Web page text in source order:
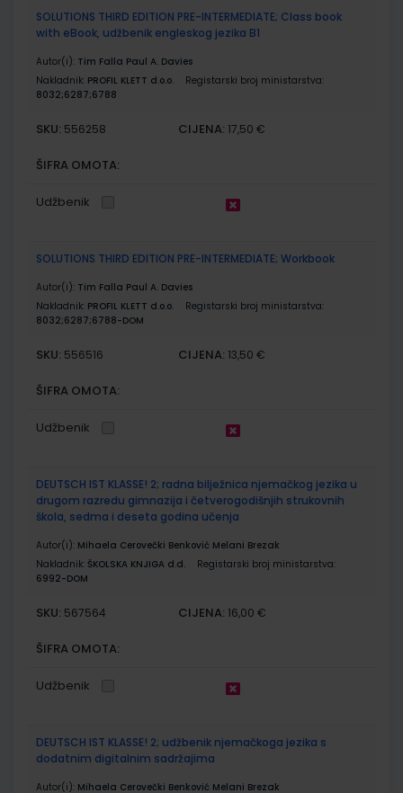
SOLUTIONS THIRD EDITION PRE-INTERMEDIATE; Class book
with eBook, udžbenik engleskog jezika B1
Autor(i): Tim Falla Paul A. Davies
Nakladnik: PROFIL KLETT d.o.o.
Registarski broj ministarstva:
8032;6287;6788
SKU: 556258 CIJENA: 17,50 €
ŠIFRA OMOTA:
Udžbenik
SOLUTIONS THIRD EDITION PRE-INTERMEDIATE; Workbook
Autor(i): Tim Falla Paul A. Davies
Nakladnik: PROFIL KLETT d.o.o.
Registarski broj ministarstva:
8032;6287;6788-DOM
SKU: 556516 CIJENA: 13,50 €
ŠIFRA OMOTA:
Udžbenik
DEUTSCH IST KLASSE! 2; radna bilježnica njemačkog jezika u
drugom razredu gimnazija i četverogodišnjih strukovnih
škola, sedma i deseta godina učenja
Autor(i): Mihaela Cerovečki Benković Melani Brezak
Nakladnik: ŠKOLSKA KNJIGA d.d.
Registarski broj ministarstva:
6992-DOM
SKU: 567564 CIJENA: 16,00 €
ŠIFRA OMOTA:
Udžbenik
DEUTSCH IST KLASSE! 2; udžbenik njemačkoga jezika s
dodatnim digitalnim sadržajima
Autor(i): Mihaela Cerovečki Benković Melani Brezak